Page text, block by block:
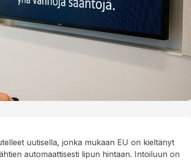
uutisella, jonka mukaan EU on kieltänyt
automaattisesti lipun hintaan. Intoiluun on